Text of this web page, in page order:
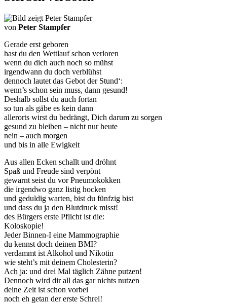
von Peter Stampfer
Gerade erst geboren
hast du den Wettlauf schon verloren
wenn du dich auch noch so mühst
irgendwann du doch verblühst
dennoch lautet das Gebot der Stund‘:
wenn’s schon sein muss, dann gesund!
Deshalb sollst du auch fortan
so tun als gäbe es kein dann
allerorts wirst du bedrängt, Dich darum zu sorgen
gesund zu bleiben – nicht nur heute
nein – auch morgen
und bis in alle Ewigkeit
Aus allen Ecken schallt und dröhnt
Spaß und Freude sind verpönt
gewarnt seist du vor Pneumokokken
die irgendwo ganz listig hocken
und geduldig warten, bist du fünfzig bist
und dass du ja den Blutdruck misst!
des Bürgers erste Pflicht ist die:
Koloskopie!
Jeder Binnen-I eine Mammographie
du kennst doch deinen BMI?
verdammt ist Alkohol und Nikotin
wie steht’s mit deinem Cholesterin?
Ach ja: und drei Mal täglich Zähne putzen!
Dennoch wird dir all das gar nichts nutzen
deine Zeit ist schon vorbei
noch eh getan der erste Schrei!